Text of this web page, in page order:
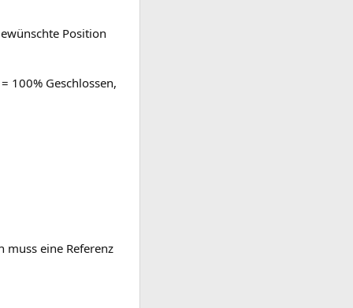
Position
100% Geschlossen,
muss eine Referenz